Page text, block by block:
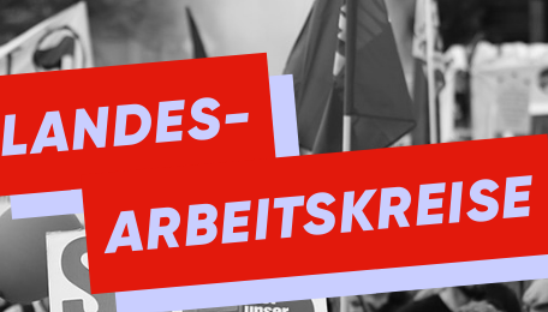
LANDES-
ARBEITSKREISE